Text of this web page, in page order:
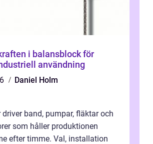
i balansblock för
användning
Daniel Holm
driver band, pumpar, fläktar och
som håller produktionen
efter timme. Val, installation